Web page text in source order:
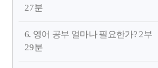
27분
6. 영어 공부 얼마나 필요한가? 2부
29분